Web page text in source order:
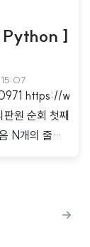
Python ]
https://w
원 순회 첫째
N개의 줄에
N개의 줄에